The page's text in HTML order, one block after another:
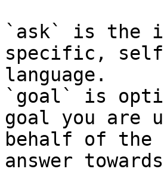
`ask` is the
specific,
language.
`goal` is
goal you are
behalf of
answer